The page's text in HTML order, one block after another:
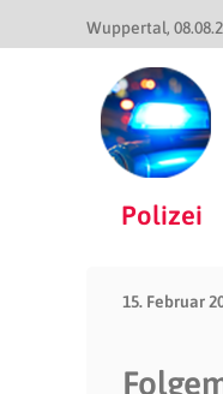
Wuppertal
Polizei
15. Februar